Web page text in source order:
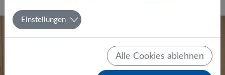
04.03.2026 Spanisch
Einstellungen
Alle Cookies ablehnen